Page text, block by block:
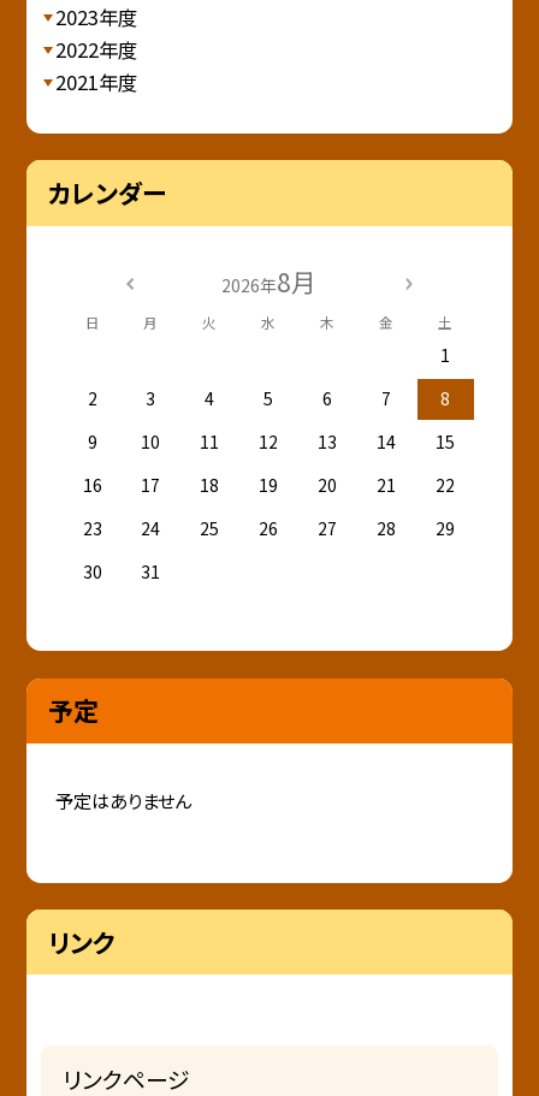
2023年度
2022年度
2021年度
カレンダー
2026年8月
日 月 火 水 木 金 土
1
2
3 4 5 6 7
8
9
10 11 12 13 14
15
16
17 18 19 20 21
22
23
24 25 26 27 28
29
30
31
予定
予定はありません
リンク
リンクページ